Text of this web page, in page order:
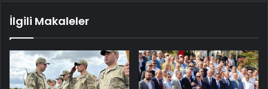
İlgili Makaleler